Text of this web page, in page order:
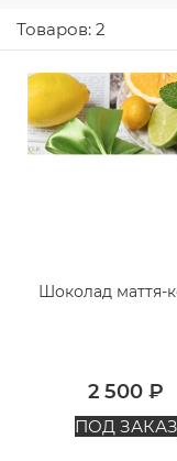
Товаров: 2
Шоколад маття-
2 500 ₽
ПОД ЗАКАЗ